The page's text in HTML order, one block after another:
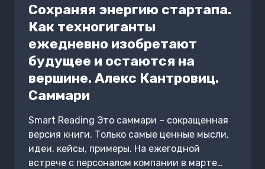
БРЕНДА
Сохраняя энергию стартапа.
Как техногиганты
ежедневно изобретают
будущее и остаются на
вершине. Алекс Кантровиц.
Саммари
Smart Reading Это саммари – сокращенная
версия книги. Только самые ценные мысли,
идеи, кейсы, примеры. На ежегодной
встрече с персоналом компании в марте…